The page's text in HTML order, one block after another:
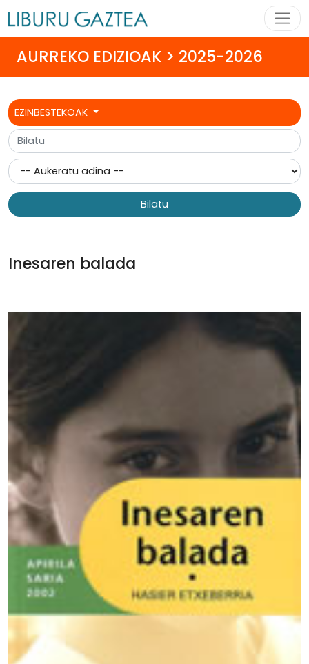
AURREKO EDIZIOAK > 2025-2026
EZINBESTEKOAK
Bilatu
Inesaren balada